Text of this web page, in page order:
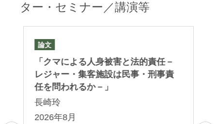
ター・セミナー／講演等
論文
「クマによる人身被害と法的責任－
レジャー・集客施設は民事・刑事責
任を問われるか－」
長崎玲
2026年8月